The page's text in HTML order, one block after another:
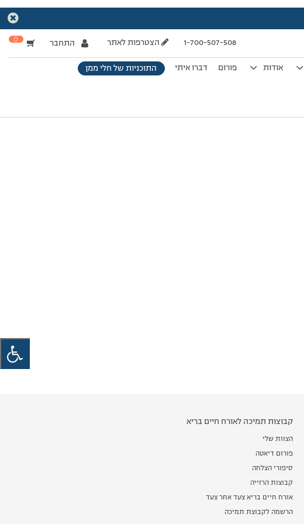
1-700-507-508 הצטרפות לאתר התחבר 0
אודות פורום דברו איתי התוכניות של חלי ממן
קבוצות תמיכה לאורח חיים בריא
הצוות שלי
פורום דיאטה
סיפורי הצלחה
קבוצות הרזייה
אורח חיים בריא צעד אחר צעד
הרשמה לקבוצת תמיכה